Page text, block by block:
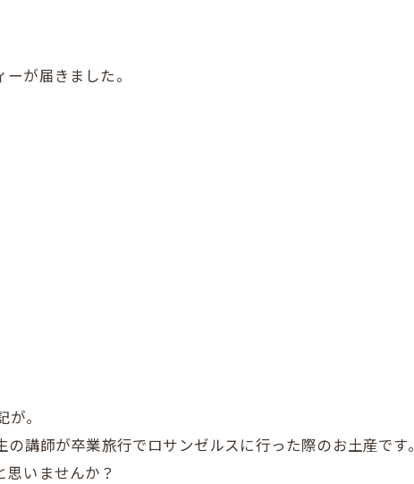
が届きました。
。
講師が卒業旅行でロサンゼルスに行った際のお土産です。
いませんか？